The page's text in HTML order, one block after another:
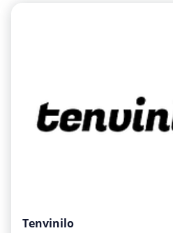
Ordenadores & Electronica
Regalos y flores
Tenvinilo